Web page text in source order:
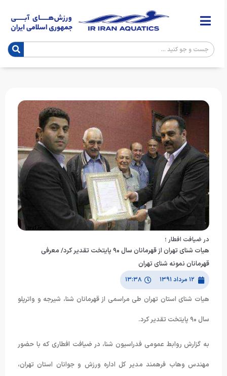
در ضیافت افطار ؛
هیات شنای تهران از قهرمانان سال ٩۰ پایتخت تقدیر کرد/ معرفی
قهرمانان نمونه شنای تهران
۱۲ مرداد ۱۳۹۱ ۱۳:۳۸
هیات شنای استان تهران طی مراسمی از قهرمانان شنا، شیرجه و واترپلو
سال ٩۰ پایتخت تقدیر کرد.
به گزارش روابط عمومی فدراسیون شنا، در ضیافت افطاری که با حضور
مهندس وهاب فرهمند مدیر کل اداره ورزش و جوانان استان تهران،